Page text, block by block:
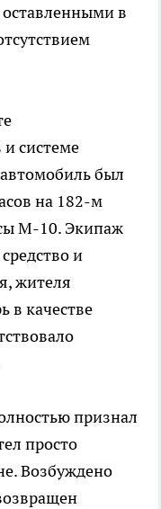
в
системе
был
на 182-м
М-10. Экипаж
и
жителя
в качестве
признал
просто
Возбуждено